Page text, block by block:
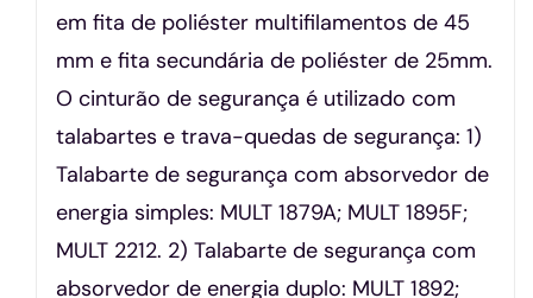
em fita de poliéster multifilamentos de 45
mm e fita secundária de poliéster de 25mm.
O cinturão de segurança é utilizado com
talabartes e trava-quedas de segurança: 1)
Talabarte de segurança com absorvedor de
energia simples: MULT 1879A; MULT 1895F;
MULT 2212. 2) Talabarte de segurança com
absorvedor de energia duplo: MULT 1892;